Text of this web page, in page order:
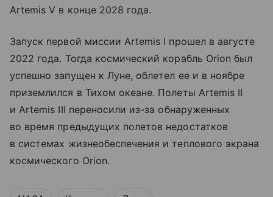
Artemis V в конце 2028 года.
Запуск первой миссии Artemis I прошел в августе
2022 года. Тогда космический корабль Orion был
успешно запущен к Луне, облетел ее и в ноябре
приземлился в Тихом океане. Полеты Artemis II
и Artemis III переносили из-за обнаруженных
во время предыдущих полетов недостатков
в системах жизнеобеспечения и теплового экрана
космического Orion.